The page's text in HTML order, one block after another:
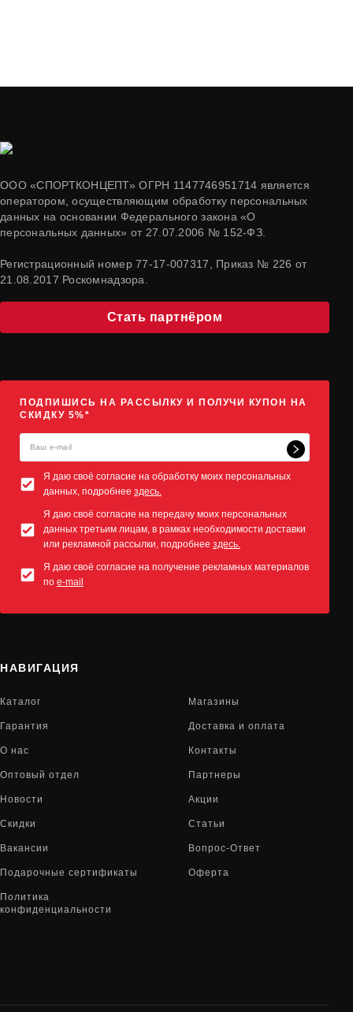
ООО «СПОРТКОНЦЕПТ» ОГРН 1147746951714 является
оператором, осуществляющим обработку персональных
данных на основании Федерального закона «О
персональных данных» от 27.07.2006 № 152-ФЗ.
Регистрационный номер 77-17-007317, Приказ № 226 от
21.08.2017 Роскомнадзора.
Стать партнёром
ПОДПИШИСЬ НА РАССЫЛКУ И ПОЛУЧИ КУПОН НА
СКИДКУ 5%*
Я даю своё согласие на обработку моих персональных
данных, подробнее здесь.
Я даю своё согласие на передачу моих персональных
данных третьим лицам, в рамках необходимости доставки
или рекламной рассылки, подробнее здесь.
Я даю своё согласие на получение рекламных материалов
по e-mail
НАВИГАЦИЯ
Каталог Магазины
Гарантия Доставка и оплата
О нас Контакты
Оптовый отдел Партнеры
Новости Акции
Скидки Статьи
Вакансии Вопрос-Ответ
Подарочные сертификаты Оферта
Политика
конфиденциальности